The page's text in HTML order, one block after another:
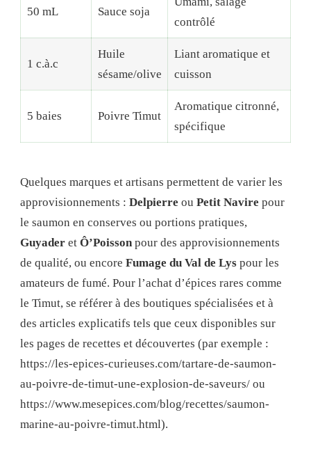
50 mL Sauce soja
contrôlé
1 c.à.c
Huile
sésame/olive
Liant aromatique et
cuisson
5 baies Poivre Timut
Aromatique citronné,
spécifique
Quelques marques et artisans permettent de varier les
approvisionnements : Delpierre ou Petit Navire pour
le saumon en conserves ou portions pratiques,
Guyader et Ô’Poissonpour des approvisionnements
de qualité, ou encore Fumage du Val de Lys pour les
amateurs de fumé. Pour l’achat d’épices rares comme
le Timut, se référer à des boutiques spécialisées et à
des articles explicatifs tels que ceux disponibles sur
les pages de recettes et découvertes (par exemple :
https://les-epices-curieuses.com/tartare-de-saumon-
au-poivre-de-timut-une-explosion-de-saveurs/ ou
https://www.mesepices.com/blog/recettes/saumon-
marine-au-poivre-timut.html).